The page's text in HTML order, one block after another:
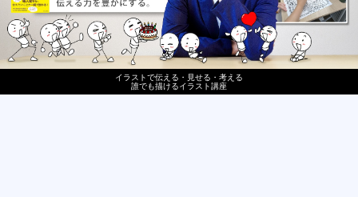
イラストで伝える・見せる・考える
誰でも描けるイラスト講座